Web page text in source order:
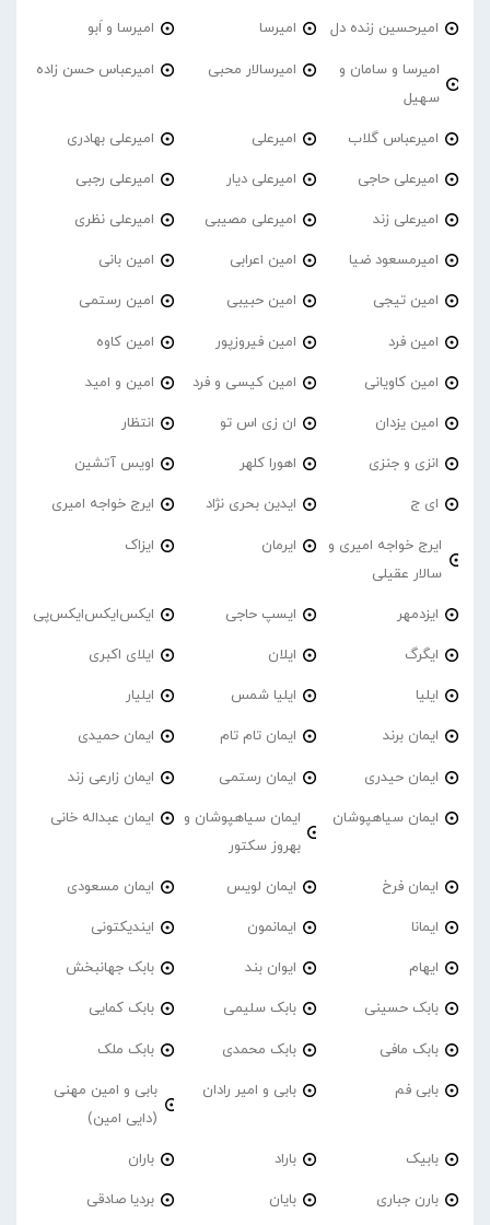
امیرحسین زنده دل امیرسا امیرسا و اَبو
امیرسا و سامان و
سهیل
امیرسالار محبی امیرعباس حسن زاده
امیرعباس گلاب امیرعلی امیرعلی بهادری
امیرعلی حاجی امیرعلی دیار امیرعلی رجبی
امیرعلی زند امیرعلی مصیبی امیرعلی نظری
امیرمسعود ضیا امین اعرابی امین بانی
امین تیجی امین حبیبی امین رستمی
امین فرد امین فیروزپور امین کاوه
امین کاویانی امین کیسی و فرد امین و امید
امین یزدان ان زی اس تو انتظار
انزی و جنزی اهورا کلهر اویس آتشین
ای ج ایدین بحری نژاد ایرج خواجه امیری
ایرج خواجه امیری و
سالار عقیلی
ایرمان ایزاک
ایزدمهر ایسپ حاجی ایکس‌ایکس‌ایکس‌پی
ایگرگ ایلان ایلای اکبری
ایلیا ایلیا شمس ایلیار
ایمان برند ایمان تام تام ایمان حمیدی
ایمان حیدری ایمان رستمی ایمان زارعی زند
ایمان سیاهپوشان
ایمان سیاهپوشان و
بهروز سکتور
ایمان عبداله خانی
ایمان فرخ ایمان لویس ایمان مسعودی
ایمانا ایمانمون ایندیکتونی
ایهام ایوان بند بابک جهانبخش
بابک حسینی بابک سلیمی بابک کمایی
بابک مافی بابک محمدی بابک ملک
بابی فم بابی و امیر رادان
بابی و امین مهنی
(دایی امین)
بابیک باراد باران
بارن جباری بایان بردیا صادقی